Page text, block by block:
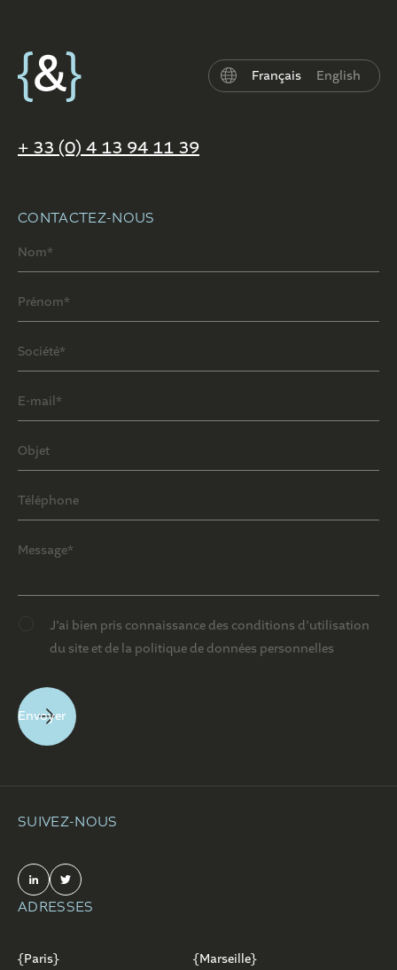
Français English
+ 33 (0) 4 13 94 11 39
CONTACTEZ-NOUS
J’ai bien pris connaissance des conditions d’utilisation
du site et de la politique de données personnelles
SUIVEZ-NOUS
ADRESSES
{Paris} {Marseille}